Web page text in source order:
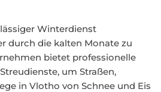
Winterdienst
durch die kalten Monate zu
bietet professionelle
um Straßen,
in Vlotho von Schnee und Eis